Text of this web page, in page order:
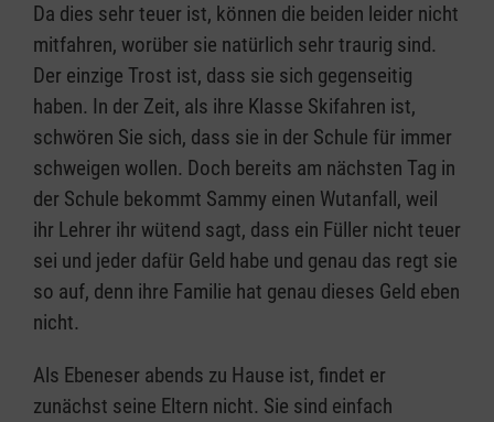
Da dies sehr teuer ist, können die beiden leider nicht
mitfahren, worüber sie natürlich sehr traurig sind.
Der einzige Trost ist, dass sie sich gegenseitig
haben. In der Zeit, als ihre Klasse Skifahren ist,
schwören Sie sich, dass sie in der Schule für immer
schweigen wollen. Doch bereits am nächsten Tag in
der Schule bekommt Sammy einen Wutanfall, weil
ihr Lehrer ihr wütend sagt, dass ein Füller nicht teuer
sei und jeder dafür Geld habe und genau das regt sie
so auf, denn ihre Familie hat genau dieses Geld eben
nicht.
Als Ebeneser abends zu Hause ist, findet er
zunächst seine Eltern nicht. Sie sind einfach